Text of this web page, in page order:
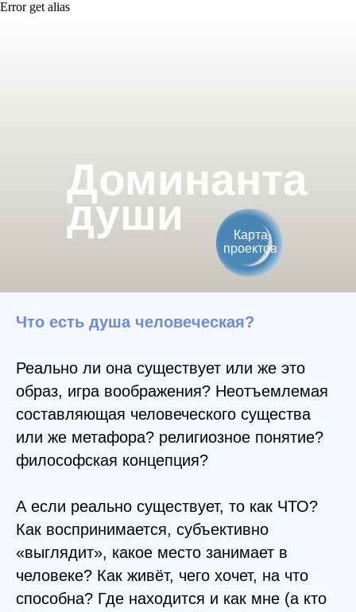
Error get alias
Карта
проектов
Доминанта
души
Что есть душа человеческая?
Реально ли она существует или же это
образ, игра воображения? Неотъемлемая
составляющая человеческого существа
или же метафора? религиозное понятие?
философская концепция?
А если реально существует, то как ЧТО?
Как воспринимается, субъективно
«выглядит», какое место занимает в
человеке? Как живёт, чего хочет, на что
способна? Где находится и как мне (а кто